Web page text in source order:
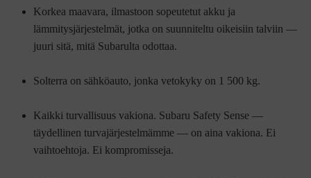
Korkea maavara, ilmastoon sopeutetut akku ja
lämmitysjärjestelmät, jotka on suunniteltu oikeisiin talviin —
juuri sitä, mitä Subarulta odottaa.
Solterra on sähköauto, jonka vetokyky on 1 500 kg.
Kaikki turvallisuus vakiona. Subaru Safety Sense —
täydellinen turvajärjestelmämme — on aina vakiona. Ei
vaihtoehtoja. Ei kompromisseja.